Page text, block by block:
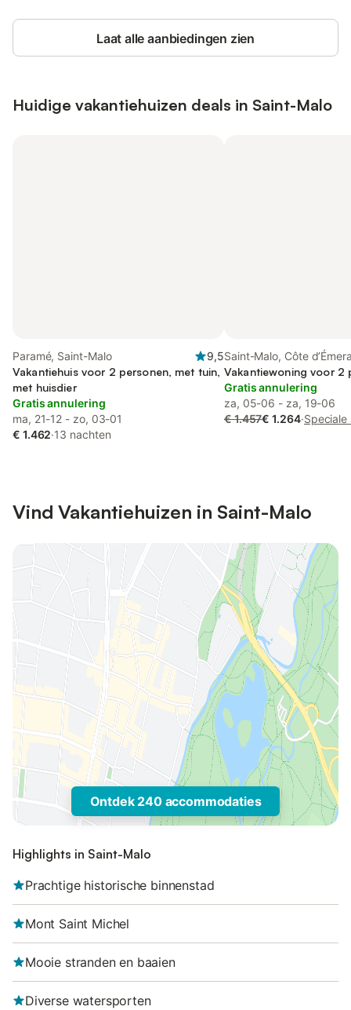
Laat alle aanbiedingen zien
Huidige vakantiehuizen deals in Saint-Malo
Paramé, Saint-Malo
9,5
Vakantiehuis voor 2 personen, met tuin,
met huisdier
Gratis annulering
ma, 21-12 - zo, 03-01
€ 1.462·13 nachten
Saint-Malo, Côte
Vakantiewoning voor 2
Gratis annulering
za, 05-06 - za, 19-06
€ 1.457€ 1.264·
Vind Vakantiehuizen in Saint-Malo
Ontdek 240 accommodaties
Highlights in Saint-Malo
Prachtige historische binnenstad
Mont Saint Michel
Mooie stranden en baaien
Diverse watersporten